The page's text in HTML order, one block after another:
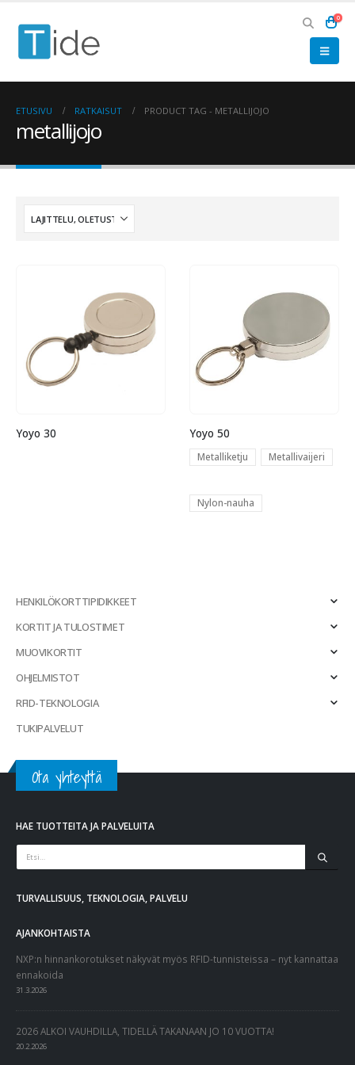
0
ETUSIVU RATKAISUT PRODUCT TAG - METALLIJOJO
metallijojo
Yoyo 30 Yoyo 50
Metalliketju Metallivaijeri
Nylon-nauha
HENKILÖKORTTIPIDIKKEET
KORTIT JA TULOSTIMET
MUOVIKORTIT
OHJELMISTOT
RFID-TEKNOLOGIA
TUKIPALVELUT
Ota yhteyttä
HAE TUOTTEITA JA PALVELUITA
TURVALLISUUS, TEKNOLOGIA, PALVELU
AJANKOHTAISTA
NXP:n hinnankorotukset näkyvät myös RFID-tunnisteissa – nyt kannattaa
ennakoida
31.3.2026
2026 ALKOI VAUHDILLA, TIDELLÄ TAKANAAN JO 10 VUOTTA!
20.2.2026